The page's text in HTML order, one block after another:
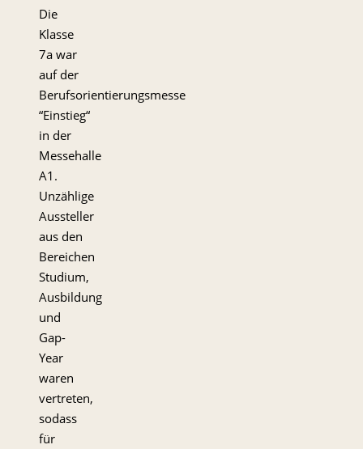
Die
Klasse
7a war
auf der
Berufsorientierungsmesse
“Einstieg“
in der
Messehalle
A1.
Unzählige
Aussteller
aus den
Bereichen
Studium,
Ausbildung
und
Gap-
Year
waren
vertreten,
sodass
für